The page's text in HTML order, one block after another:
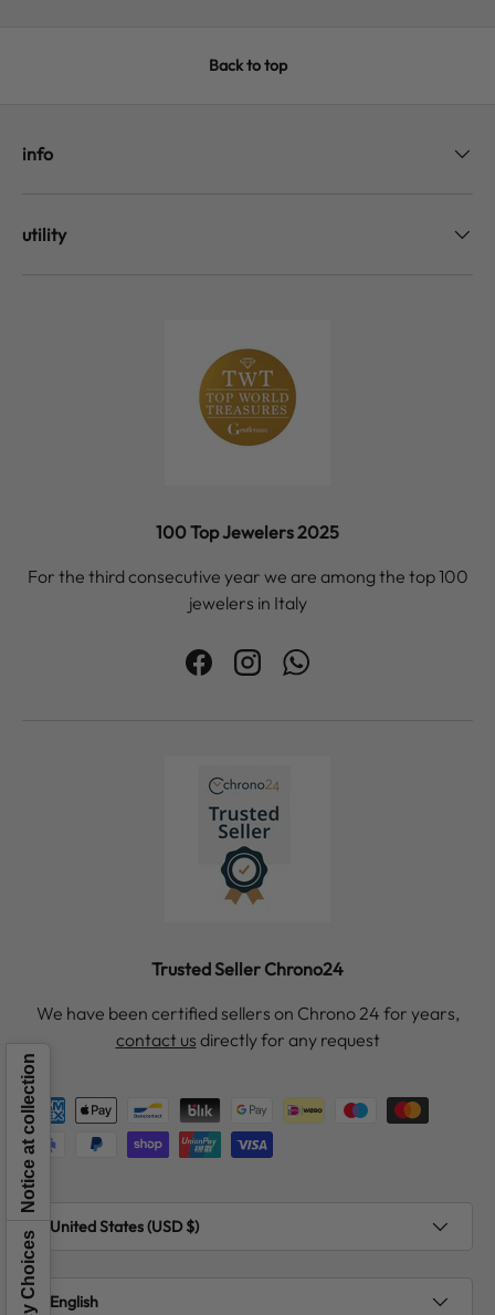
Back to top
info
utility
100 Top Jewelers 2025
For the third consecutive year we are among the top 100
jewelers in Italy
FacebookInstagramWhatsApp
Trusted Seller Chrono24
We have been certified sellers on Chrono 24 for years,
contact us directly for any request
Payment methods accepted
Country/Region
United States (USD $)
Language
English
Notice at collection